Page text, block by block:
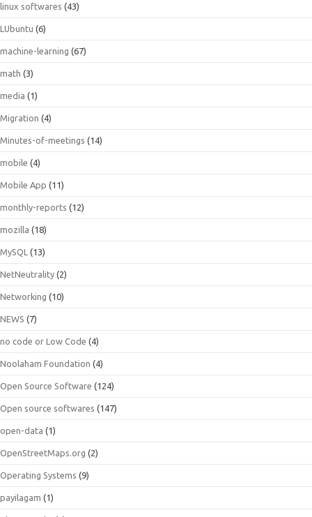
linux softwares (43)
LUbuntu (6)
machine-learning (67)
math (3)
media (1)
Migration (4)
Minutes-of-meetings (14)
mobile (4)
Mobile App (11)
monthly-reports (12)
mozilla (18)
MySQL (13)
NetNeutrality (2)
Networking (10)
NEWS (7)
no code or Low Code (4)
Noolaham Foundation (4)
Open Source Software (124)
Open source softwares (147)
open-data (1)
OpenStreetMaps.org (2)
Operating Systems (9)
payilagam (1)